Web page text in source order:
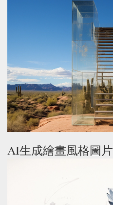
AI生成繪畫風格圖片